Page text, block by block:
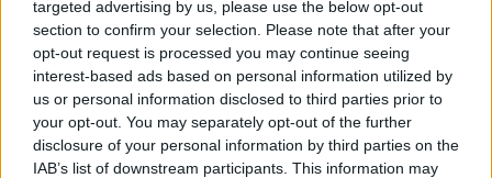
targeted advertising by us, please use the below opt-out
section to confirm your selection. Please note that after your
opt-out request is processed you may continue seeing
interest-based ads based on personal information utilized by
us or personal information disclosed to third parties prior to
your opt-out. You may separately opt-out of the further
disclosure of your personal information by third parties on the
IAB’s list of downstream participants. This information may